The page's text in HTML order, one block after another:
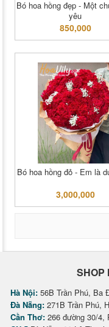
Bó hoa hồng đẹp - Một
yêu
850,000
Bó hoa hồng đỏ - Em là
3,000,000
SHOP
Hà Nội: 56B Trần Phú, Ba
Đà Nẵng: 271B Trần Phú,
Cần Thơ: 266 đường 30/4,